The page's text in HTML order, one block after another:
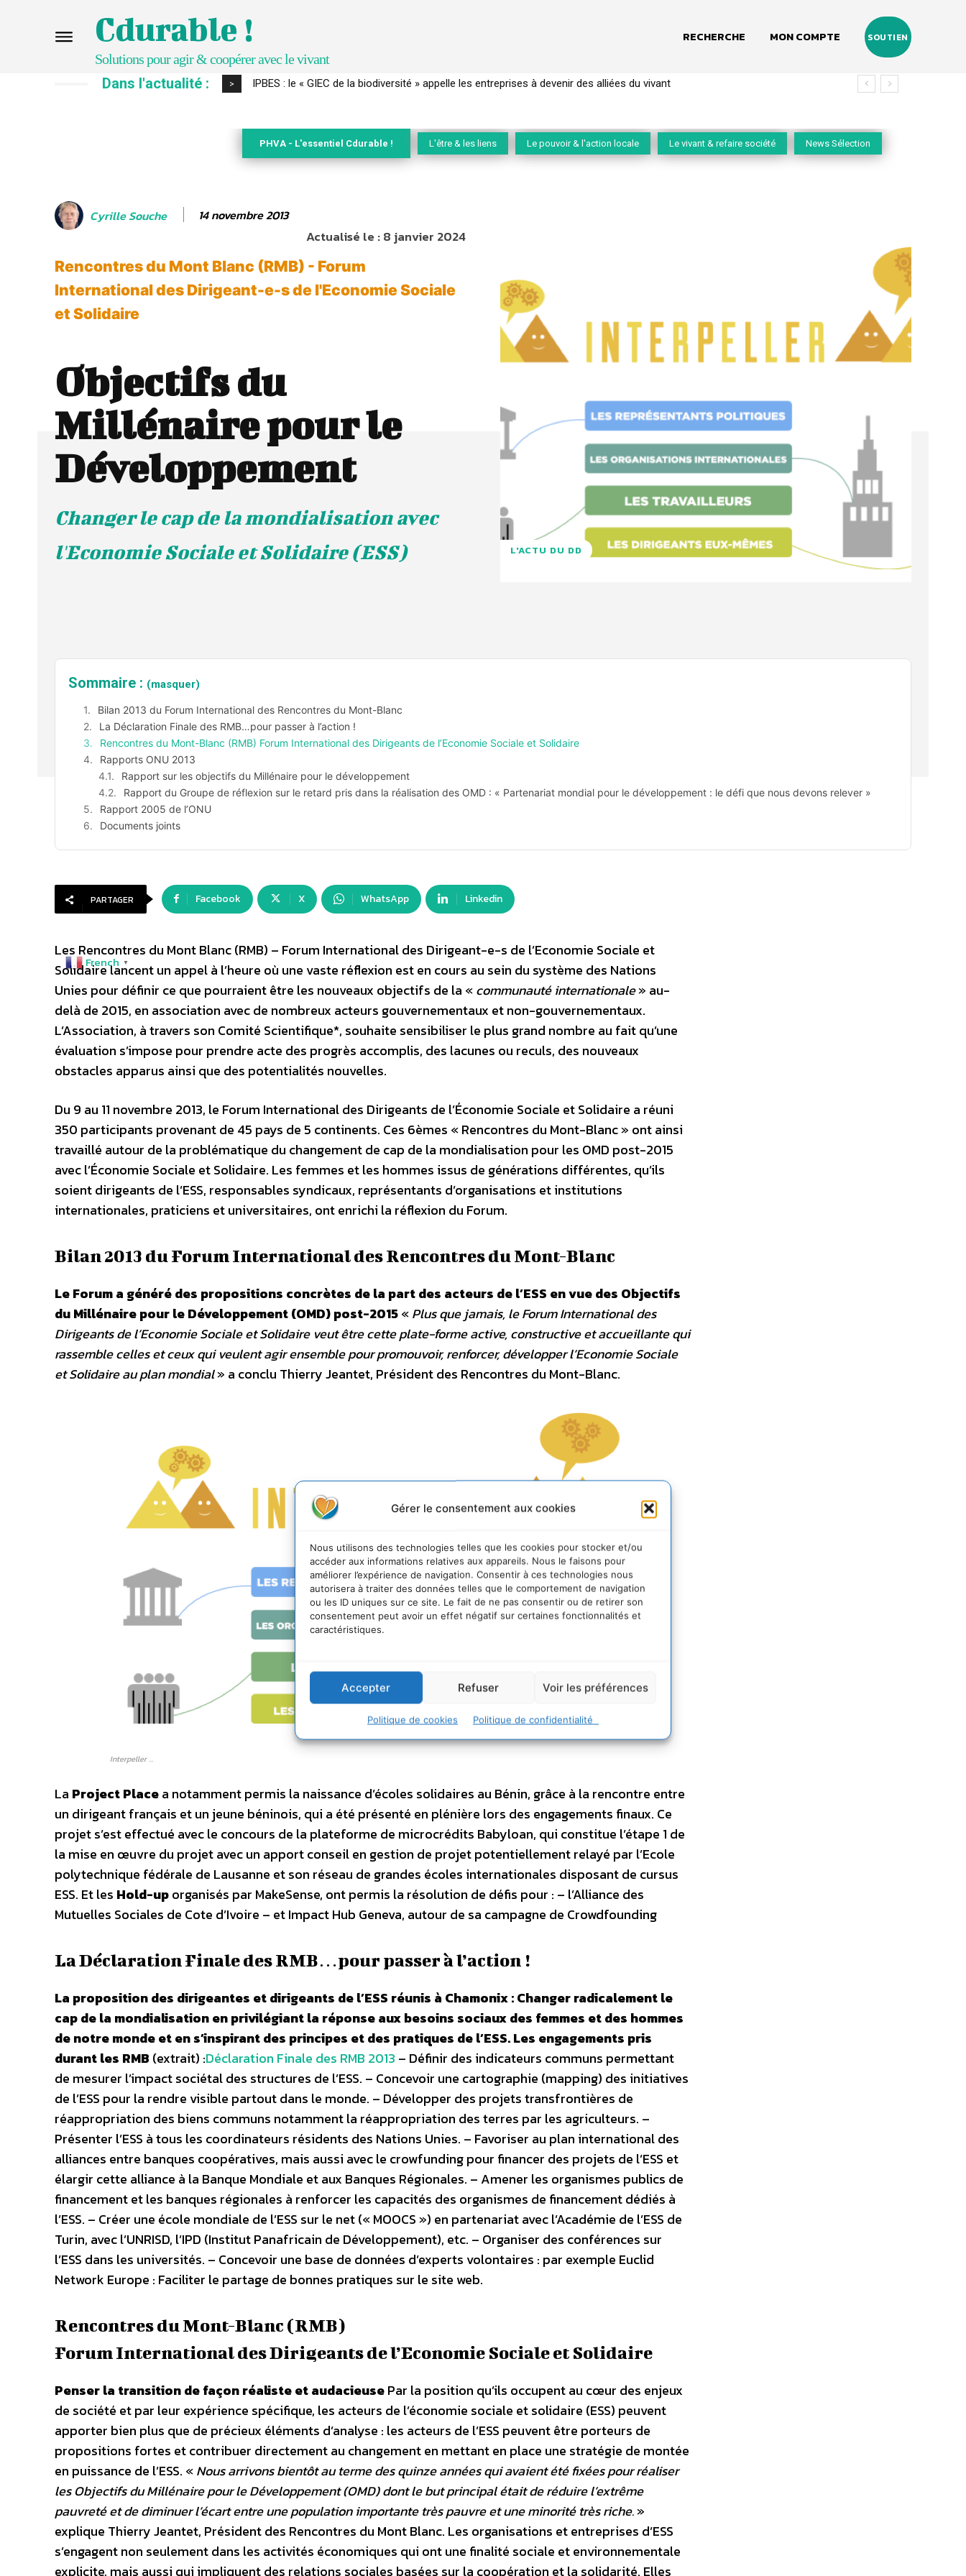
Gérer le consentement aux cookies
Nous utilisons des technologies telles que les cookies pour stocker et/ou
accéder aux informations relatives aux appareils. Nous le faisons pour
améliorer l’expérience de navigation. Consentir à ces technologies nous
autorisera à traiter des données telles que le comportement de navigation
ou les ID uniques sur ce site. Le fait de ne pas consentir ou de retirer son
consentement peut avoir un effet négatif sur certaines fonctionnalités et
caractéristiques.
Accepter Refuser Voir les préférences
Politique de cookies Politique de confidentialité
Cdurable !
Solutions pour agir & coopérer avec le vivant
RECHERCHE MON COMPTE SOUTIEN
Dans l'actualité : > IPBES : le « GIEC de la biodiversité » appelle les entreprises à devenir des alliées du vivant
Comment le sol français a perdu sa mémoire hydrique et déréglé tout le territoire (2020-2026)
PHVA - L'essentiel Cdurable ! L'être & les liens Le pouvoir & l'action locale Le vivant & refaire société News Sélection
Cyrille Souche 14 novembre 2013
Actualisé le :8 janvier 2024
Rencontres du Mont Blanc (RMB) - Forum
International des Dirigeant-e-s de l'Economie Sociale
et Solidaire
Objectifs du
Millénaire pour le
Développement
Changer le cap de la mondialisation avec
l'Economie Sociale et Solidaire (ESS)
L'ACTU DU DD
Sommaire : (masquer)
Bilan 2013 du Forum International des Rencontres du Mont-Blanc
La Déclaration Finale des RMB…pour passer à l’action !
Rencontres du Mont-Blanc (RMB) Forum International des Dirigeants de l’Economie Sociale et Solidaire
Rapports ONU 2013
Rapport sur les objectifs du Millénaire pour le développement
Rapport du Groupe de réflexion sur le retard pris dans la réalisation des OMD : « Partenariat mondial pour le développement : le défi que nous devons relever »
Rapport 2005 de l’ONU
Documents joints
PARTAGER Facebook X WhatsApp Linkedin
Les Rencontres du Mont Blanc (RMB) – Forum International des Dirigeant-e-s de l’Economie Sociale et
Solidaire lancent un appel à l’heure où une vaste réflexion est en cours au sein du système des Nations
Unies pour définir ce que pourraient être les nouveaux objectifs de la «communauté internationale» au-
delà de 2015, en association avec de nombreux acteurs gouvernementaux et non-gouvernementaux.
L’Association, à travers son Comité Scientifique*, souhaite sensibiliser le plus grand nombre au fait qu’une
évaluation s’impose pour prendre acte des progrès accomplis, des lacunes ou reculs, des nouveaux
obstacles apparus ainsi que des potentialités nouvelles.
Du 9 au 11 novembre 2013, le Forum International des Dirigeants de l’Économie Sociale et Solidaire a réuni
350 participants provenant de 45 pays de 5 continents. Ces 6èmes « Rencontres du Mont-Blanc » ont ainsi
travaillé autour de la problématique du changement de cap de la mondialisation pour les OMD post-2015
avec l’Économie Sociale et Solidaire. Les femmes et les hommes issus de générations différentes, qu’ils
soient dirigeants de l’ESS, responsables syndicaux, représentants d’organisations et institutions
internationales, praticiens et universitaires, ont enrichi la réflexion du Forum.
Bilan 2013 du Forum International des Rencontres du Mont-Blanc
Le Forum a généré des propositions concrètes de la part des acteurs de l’ESS en vue des Objectifs
du Millénaire pour le Développement (OMD) post-2015«Plus que jamais, le Forum International des
Dirigeants de l’Economie Sociale et Solidaire veut être cette plate-forme active, constructive et accueillante qui
rassemble celles et ceux qui veulent agir ensemble pour promouvoir, renforcer, développer l’Economie Sociale
et Solidaire au plan mondial» a conclu Thierry Jeantet, Président des Rencontres du Mont-Blanc.
Interpeller …
La Project Placea notamment permis la naissance d’écoles solidaires au Bénin, grâce à la rencontre entre
un dirigeant français et un jeune béninois, qui a été présenté en plénière lors des engagements finaux. Ce
projet s’est effectué avec le concours de la plateforme de microcrédits Babyloan, qui constitue l’étape 1 de
la mise en œuvre du projet avec un apport conseil en gestion de projet potentiellement relayé par l’Ecole
polytechnique fédérale de Lausanne et son réseau de grandes écoles internationales disposant de cursus
ESS. Et les Hold-uporganisés par MakeSense, ont permis la résolution de défis pour : – l’Alliance des
Mutuelles Sociales de Cote d’Ivoire – et Impact Hub Geneva, autour de sa campagne de Crowdfounding
La Déclaration Finale des RMB…pour passer à l’action !
La proposition des dirigeantes et dirigeants de l’ESS réunis à Chamonix : Changer radicalement le
cap de la mondialisation en privilégiant la réponse aux besoins sociaux des femmes et des hommes
de notre monde et en s’inspirant des principes et des pratiques de l’ESS.Les engagements pris
durant les RMB (extrait) :Déclaration Finale des RMB 2013 – Définir des indicateurs communs permettant
de mesurer l’impact sociétal des structures de l’ESS. – Concevoir une cartographie (mapping) des initiatives
de l’ESS pour la rendre visible partout dans le monde. – Développer des projets transfrontières de
réappropriation des biens communs notamment la réappropriation des terres par les agriculteurs. –
Présenter l’ESS à tous les coordinateurs résidents des Nations Unies. – Favoriser au plan international des
alliances entre banques coopératives, mais aussi avec le crowfunding pour financer des projets de l’ESS et
élargir cette alliance à la Banque Mondiale et aux Banques Régionales. – Amener les organismes publics de
financement et les banques régionales à renforcer les capacités des organismes de financement dédiés à
l’ESS. – Créer une école mondiale de l’ESS sur le net (« MOOCS ») en partenariat avec l’Académie de l’ESS de
Turin, avec l’UNRISD, l’IPD (Institut Panafricain de Développement), etc. – Organiser des conférences sur
l’ESS dans les universités. – Concevoir une base de données d’experts volontaires : par exemple Euclid
Network Europe : Faciliter le partage de bonnes pratiques sur le site web.
Rencontres du Mont-Blanc (RMB)
Forum International des Dirigeants de l’Economie Sociale et Solidaire
Penser la transition de façon réaliste et audacieusePar la position qu’ils occupent au cœur des enjeux
de société et par leur expérience spécifique, les acteurs de l’économie sociale et solidaire (ESS) peuvent
apporter bien plus que de précieux éléments d’analyse : les acteurs de l’ESS peuvent être porteurs de
propositions fortes et contribuer directement au changement en mettant en place une stratégie de montée
en puissance de l’ESS. «Nous arrivons bientôt au terme des quinze années qui avaient été fixées pour réaliser
les Objectifs du Millénaire pour le Développement (OMD) dont le but principal était de réduire l’extrême
pauvreté et de diminuer l’écart entre une population importante très pauvre et une minorité très riche.»
explique Thierry Jeantet, Président des Rencontres du Mont Blanc. Les organisations et entreprises d’ESS
s’engagent non seulement dans les activités économiques qui ont une finalité sociale et environnementale
explicite, mais aussi qui impliquent des relations sociales basées sur la coopération et la solidarité. Elles
French ▼